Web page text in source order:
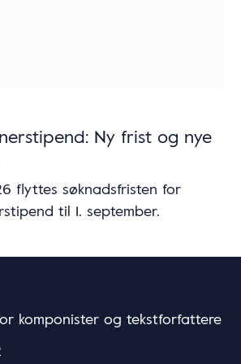
Ny frist og nye
flyttes søknadsfristen for
til 1. september.
komponister og tekstforfattere